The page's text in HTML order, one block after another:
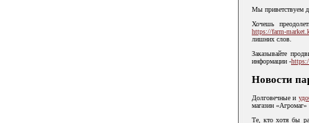
Мы приветствуем
Хочешь
https://farm-
лишних слов.
Заказывайте
информации -
Новости
Долговечные и
магазин
Те, кто хотя бы